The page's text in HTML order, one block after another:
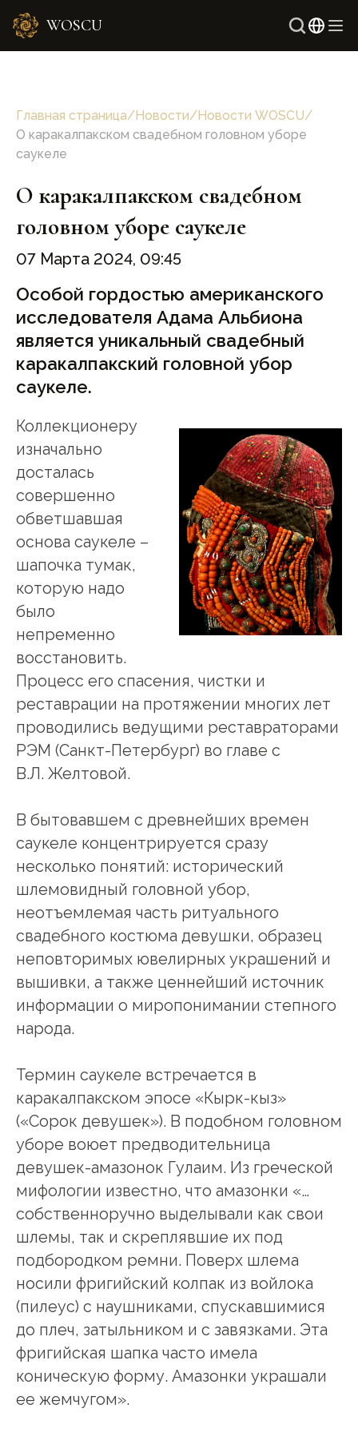
WOSCU
Главная страница/Новости/Новости WOSCU/
О каракалпакском свадебном головном уборе
саукеле
О каракалпакском свадебном
головном уборе саукеле
07 Марта 2024, 09:45
Особой гордостью американского
исследователя Адама Альбиона
является уникальный свадебный
каракалпакский головной убор
саукеле.
Коллекционеру
изначально
досталась
совершенно
обветшавшая
основа саукеле –
шапочка тумак,
которую надо
было
непременно
восстановить.
Процесс его спасения, чистки и
реставрации на протяжении многих лет
проводились ведущими реставраторами
РЭМ (Санкт-Петербург) во главе с
В.Л. Желтовой.
В бытовавшем с древнейших времен
саукеле концентрируется сразу
несколько понятий: исторический
шлемовидный головной убор,
неотъемлемая часть ритуального
свадебного костюма девушки, образец
неповторимых ювелирных украшений и
вышивки, а также ценнейший источник
информации о миропонимании степного
народа.
Термин саукеле встречается в
каракалпакском эпосе «Кырк-кыз»
(«Сорок девушек»). В подобном головном
уборе воюет предводительница
девушек-амазонок Гулаим. Из греческой
мифологии известно, что амазонки «…
собственноручно выделывали как свои
шлемы, так и скреплявшие их под
подбородком ремни. Поверх шлема
носили фригийский колпак из войлока
(пилеус) с наушниками, спускавшимися
до плеч, затыльником и с завязками. Эта
фригийская шапка часто имела
коническую форму. Амазонки украшали
ее жемчугом».